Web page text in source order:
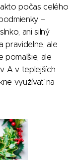
počas celého
–
ani silný
pravidelne, ale
pomalšie, ale
A v teplejších
využívať na